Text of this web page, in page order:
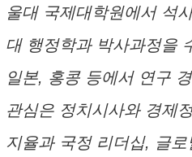
울대 국제대학원에서 석
대 행정학과 박사과정을
일본, 홍콩 등에서 연구
관심은 정치시사와 경제
지율과 국정 리더십, 글